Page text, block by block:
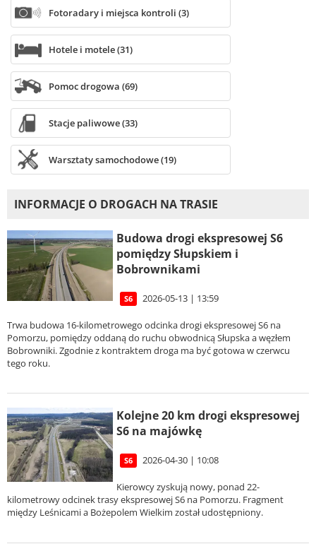
Fotoradary i miejsca kontroli (3)
Hotele i motele (31)
Pomoc drogowa (69)
Stacje paliwowe (33)
Warsztaty samochodowe (19)
INFORMACJE O DROGACH NA TRASIE
Budowa drogi ekspresowej S6
pomiędzy Słupskiem i
Bobrownikami
S6 2026-05-13 | 13:59
Trwa budowa 16-kilometrowego odcinka drogi ekspresowej S6 na
Pomorzu, pomiędzy oddaną do ruchu obwodnicą Słupska a węzłem
Bobrowniki. Zgodnie z kontraktem droga ma być gotowa w czerwcu
tego roku.
Kolejne 20 km drogi ekspresowej
S6 na majówkę
S6 2026-04-30 | 10:08
Kierowcy zyskują nowy, ponad 22-
kilometrowy odcinek trasy ekspresowej S6 na Pomorzu. Fragment
między Leśnicami a Bożepolem Wielkim został udostępniony.